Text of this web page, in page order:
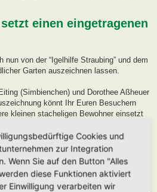
einen eingetragenen
nun von der “Igelhilfe Straubing” und dem
Garten auszeichnen lassen.
(Simbienchen) und Dorothee Aßheuer
könnt Ihr Euren Besuchern
kleinen stacheligen Bewohner einsetzt
Lebensraum und die
stellt.
anzulegen, heißt den eigenen
nochmal eine zusätzliche
Wildtier “Igel” dar.
Cookies und
zur Integration
Wenn Sie auf den Button "Alles
diese Funktionen aktiviert
Einwilligung verarbeiten wir